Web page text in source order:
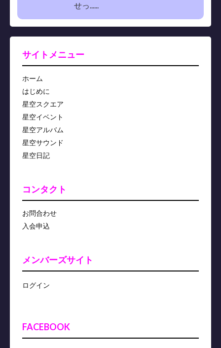
せっ......
サイトメニュー
ホーム
はじめに
星空スクエア
星空イベント
星空アルバム
星空サウンド
星空日記
コンタクト
お問合わせ
入会申込
メンバーズサイト
ログイン
FACEBOOK